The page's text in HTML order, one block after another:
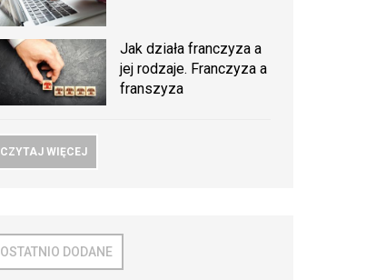
Jak działa franczyza a
jej rodzaje. Franczyza a
franszyza
CZYTAJ WIĘCEJ
OSTATNIO DODANE